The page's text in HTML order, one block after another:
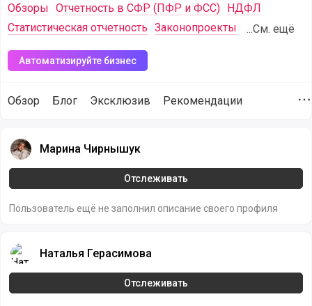
Обзоры Отчетность в СФР (ПФР и ФСС) НДФЛ
Статистическая отчетность Законопроекты ...См. ещё
Автоматизируйте бизнес
Обзор Блог Эксклюзив Рекомендации
Марина Чирнышук
Марина Чирнышук
Отслеживать
Пользователь ещё не заполнил описание своего профиля
Наталья Герасимова
Наталья Герасимова
Отслеживать